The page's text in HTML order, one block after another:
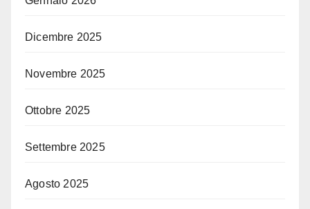
Dicembre 2025
Novembre 2025
Ottobre 2025
Settembre 2025
Agosto 2025